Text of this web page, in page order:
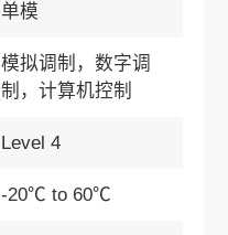
单模
模拟调制，数字调
制，计算机控制
Level 4
-20℃ to 60℃